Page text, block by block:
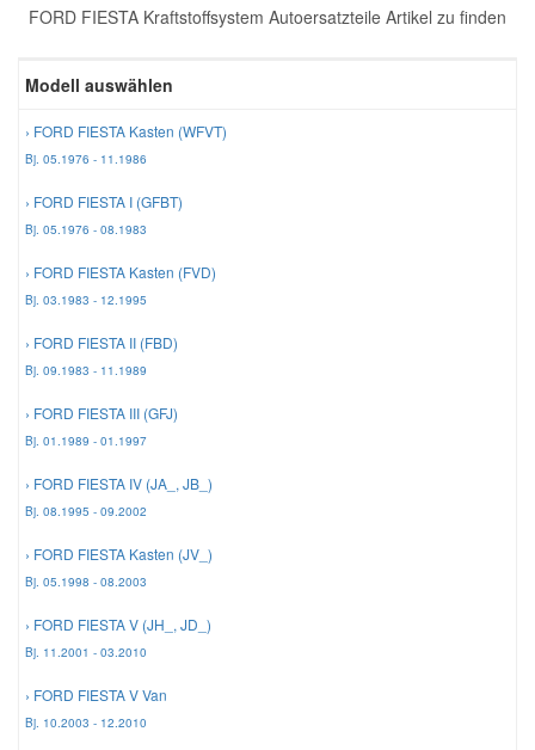
FORD FIESTA Kraftstoffsystem Autoersatzteile Artikel zu finden
Modell auswählen
› FORD FIESTA Kasten (WFVT)
Bj. 05.1976 - 11.1986
› FORD FIESTA I (GFBT)
Bj. 05.1976 - 08.1983
› FORD FIESTA Kasten (FVD)
Bj. 03.1983 - 12.1995
› FORD FIESTA II (FBD)
Bj. 09.1983 - 11.1989
› FORD FIESTA III (GFJ)
Bj. 01.1989 - 01.1997
› FORD FIESTA IV (JA_, JB_)
Bj. 08.1995 - 09.2002
› FORD FIESTA Kasten (JV_)
Bj. 05.1998 - 08.2003
› FORD FIESTA V (JH_, JD_)
Bj. 11.2001 - 03.2010
› FORD FIESTA V Van
Bj. 10.2003 - 12.2010
Reparatur-Zubehör
Schlüsselgehäuse
Winter-Autozubehör
Jeep Ersatzteile
Kia Ersatzteile
Lancia Ersatzteile
Mazda Ersatzteile
Mercedes Ersatzteile
Mini Ersatzteile